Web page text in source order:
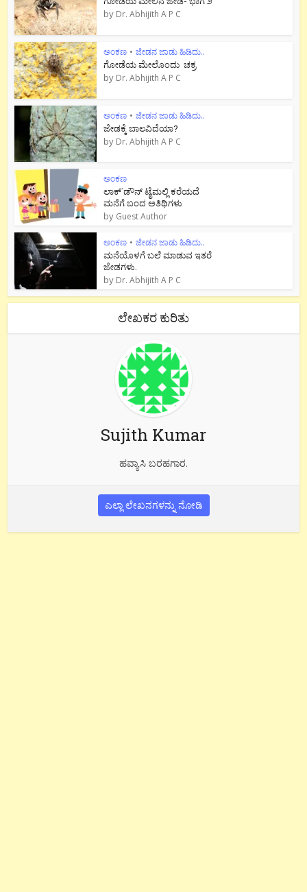
by Dr. Abhijith A P C
ಅಂಕಣ • ಜೇಡನ ಜಾಡು ಹಿಡಿದು..
ಗೋಡೆಯ ಮೇಲೊಂದು ಚಕ್ರ
by Dr. Abhijith A P C
ಅಂಕಣ • ಜೇಡನ ಜಾಡು ಹಿಡಿದು..
ಜೇಡಕ್ಕೆ ಬಾಲವಿದೆಯಾ?
by Dr. Abhijith A P C
ಅಂಕಣ
ಲಾಕ್`ಡೌನ್ ಟೈಮಲ್ಲಿ ಕರೆಯದೆ
ಮನೆಗೆ ಬಂದ ಅತಿಥಿಗಳು
by Guest Author
ಅಂಕಣ • ಜೇಡನ ಜಾಡು ಹಿಡಿದು..
ಮನೆಯೊಳಗೆ ಬಲೆ ಮಾಡುವ ಇತರೆ
ಜೇಡಗಳು.
by Dr. Abhijith A P C
ಲೇಖಕರ ಕುರಿತು
Sujith Kumar
ಹವ್ಯಾಸಿ ಬರಹಗಾರ.
ಎಲ್ಲಾ ಲೇಖನಗಳನ್ನು ನೋಡಿ